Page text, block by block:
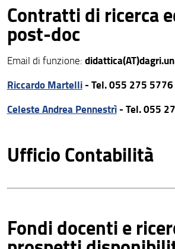
Contratti di ricerca
post-doc
Email di funzione:
Riccardo Martelli- Tel. 055 275 5776
Celeste Andrea Pennestrì- Tel. 055
Ufficio Contabilità
Fondi docenti e